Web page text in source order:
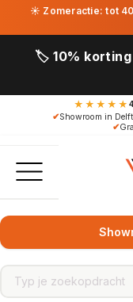
☀ Zomeractie: tot
🏷️ 10%
★★★★★
✔Showroom in Delft
✔